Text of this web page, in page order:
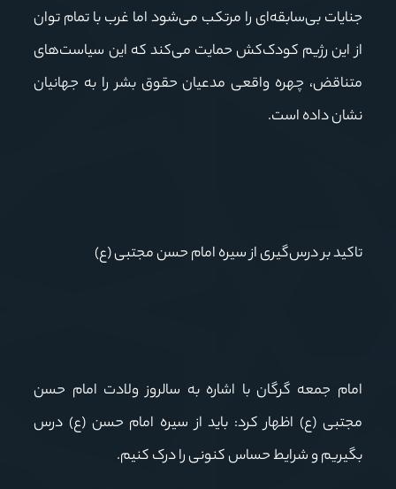
جنایات بی‌سابقه‌ای را مرتکب می‌شود اما غرب با تمام توان
از این رژیم کودک‌کش حمایت می‌کند که این سیاست‌های
متناقض، چهره واقعی مدعیان حقوق بشر را به جهانیان
نشان داده است.
تاکید بر درس‌گیری از سیره امام حسن مجتبی (ع)
امام جمعه گرگان با اشاره به سالروز ولادت امام حسن
مجتبی (ع) اظهار کرد: باید از سیره امام حسن (ع) درس
بگیریم و شرایط حساس کنونی را درک کنیم.